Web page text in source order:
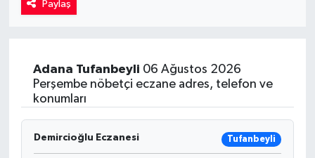
Paylaş
Adana Tufanbeyli 06 Ağustos 2026
Perşembe nöbetçi eczane adres, telefon ve
konumları
Demircioğlu Eczanesi Tufanbeyli
Yaşam